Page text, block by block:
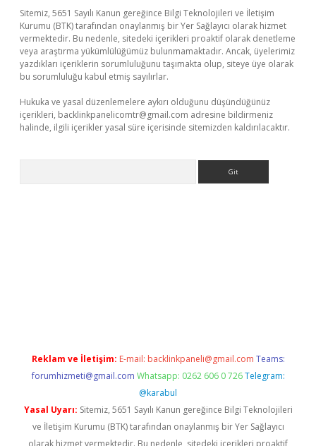
Sitemiz, 5651 Sayılı Kanun gereğince Bilgi Teknolojileri ve İletişim
Kurumu (BTK) tarafından onaylanmış bir Yer Sağlayıcı olarak hizmet
vermektedir. Bu nedenle, sitedeki içerikleri proaktif olarak denetleme
veya araştırma yükümlülüğümüz bulunmamaktadır. Ancak, üyelerimiz
yazdıkları içeriklerin sorumluluğunu taşımakta olup, siteye üye olarak
bu sorumluluğu kabul etmiş sayılırlar.
Hukuka ve yasal düzenlemelere aykırı olduğunu düşündüğünüz
içerikleri, backlinkpanelicomtr@gmail.com adresine bildirmeniz
halinde, ilgili içerikler yasal süre içerisinde sitemizden kaldırılacaktır.
Reklam ve İletişim: E-mail: backlinkpaneli@gmail.com Teams:
forumhizmeti@gmail.com Whatsapp: 0262 606 0 726 Telegram:
@karabul
Yasal Uyarı: Sitemiz, 5651 Sayılı Kanun gereğince Bilgi Teknolojileri
ve İletişim Kurumu (BTK) tarafından onaylanmış bir Yer Sağlayıcı
olarak hizmet vermektedir. Bu nedenle, sitedeki içerikleri proaktif